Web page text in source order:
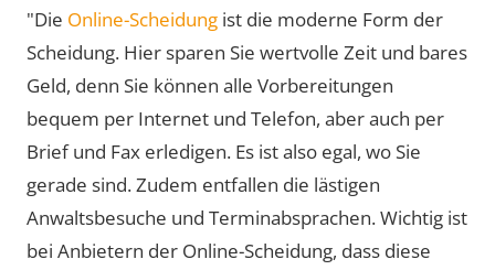
"Die Online-Scheidung ist die moderne Form der
Scheidung. Hier sparen Sie wertvolle Zeit und bares
Geld, denn Sie können alle Vorbereitungen
bequem per Internet und Telefon, aber auch per
Brief und Fax erledigen. Es ist also egal, wo Sie
gerade sind. Zudem entfallen die lästigen
Anwaltsbesuche und Terminabsprachen. Wichtig ist
bei Anbietern der Online-Scheidung, dass diese